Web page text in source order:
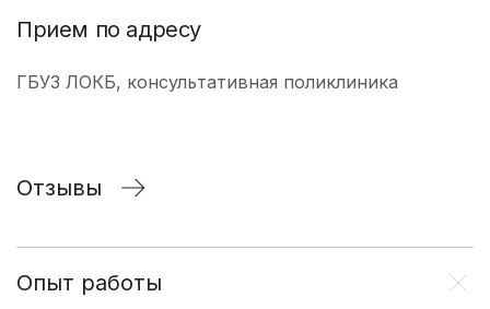
Прием по адресу
ГБУЗ ЛОКБ, консультативная поликлиника
Отзывы
Опыт работы